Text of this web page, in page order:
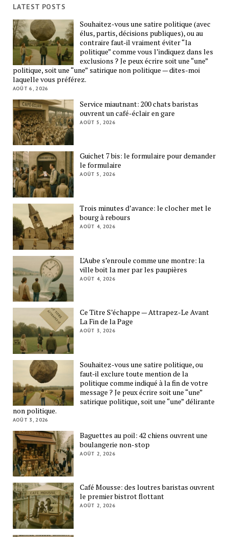
LATEST POSTS
Souhaitez-vous une satire politique (avec
élus, partis, décisions publiques), ou au
contraire faut-il vraiment éviter “la
politique” comme vous l’indiquez dans les
exclusions ? Je peux écrire soit une “une”
politique, soit une “une” satirique non politique — dites-moi
laquelle vous préférez.
AOÛT 6, 2026
Service miautnant: 200 chats baristas
ouvrent un café-éclair en gare
AOÛT 5, 2026
Guichet 7 bis: le formulaire pour demander
le formulaire
AOÛT 5, 2026
Trois minutes d’avance: le clocher met le
bourg à rebours
AOÛT 4, 2026
L’Aube s’enroule comme une montre: la
ville boit la mer par les paupières
AOÛT 4, 2026
Ce Titre S’échappe — Attrapez-Le Avant
La Fin de la Page
AOÛT 3, 2026
Souhaitez-vous une satire politique, ou
faut-il exclure toute mention de la
politique comme indiqué à la fin de votre
message ? Je peux écrire soit une “une”
satirique politique, soit une “une” délirante
non politique.
AOÛT 3, 2026
Baguettes au poil: 42 chiens ouvrent une
boulangerie non-stop
AOÛT 2, 2026
Café Mousse: des loutres baristas ouvrent
le premier bistrot flottant
AOÛT 2, 2026